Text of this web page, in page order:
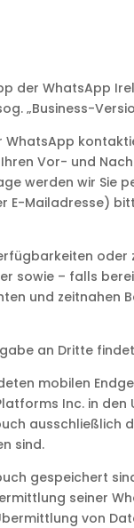
der WhatsApp
„Business-
Vor- und
werden wir Sie
E-Mailadresse)
oder
sowie – falls
und zeitnahen
an Dritte
mobilen
Inc. in den
ausschließlich
sind.
gespeichert
seiner
von